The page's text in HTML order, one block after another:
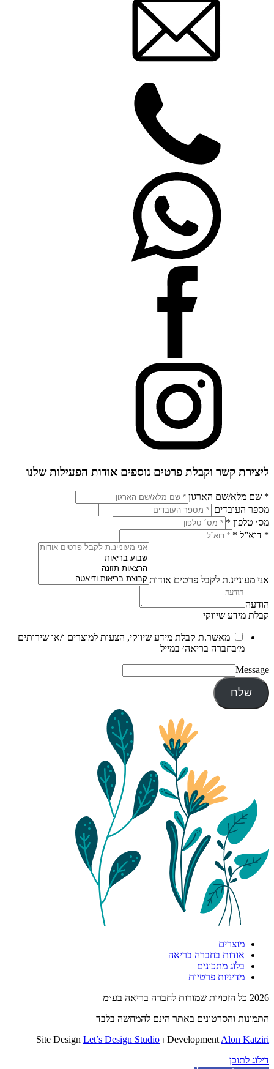
ליצירת קשר וקבלת פרטים נוספים אודות הפעילות שלנו
* שם מלא/שם הארגון
מספר העובדים
מס׳ טלפון *
* דוא”ל *
אני מעוניינ.ת לקבל פרטים אודות
הודעה
קבלת מידע שיווקי
מאשר.ת קבלת מידע שיווקי, הצעות למוצרים ו/או שירותים
מ׳בחברה בריאה׳ במייל
Message
שלח
מוצרים
אודות בחברה בריאה
בלוג מתכונים
מדיניות פרטיות
2026 כל הזכויות שמורות לחברה בריאה בע״מ
התמונות והסרטונים באתר הינם להמחשה בלבד
Site Design Let’s Design Studio ⏐ Development Alon Katziri
דילוג לתוכן